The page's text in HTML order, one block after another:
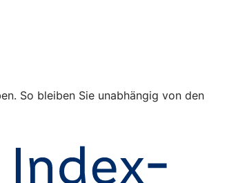
So bleiben Sie unabhängig von den